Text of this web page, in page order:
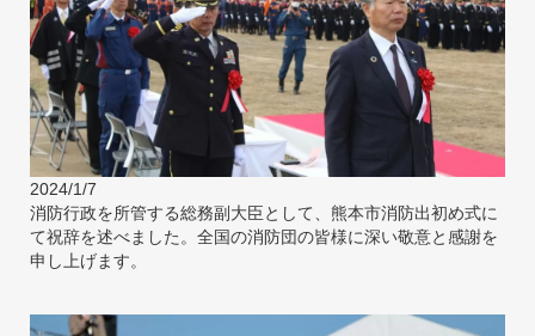
2024/1/7
消防行政を所管する総務副大臣として、熊本市消防出初め式に
て祝辞を述べました。全国の消防団の皆様に深い敬意と感謝を
申し上げます。